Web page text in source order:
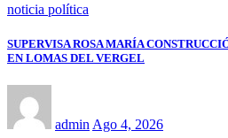
noticia política
SUPERVISA ROSA MARÍA
EN LOMAS DEL VERGEL
admin Ago 4, 2026